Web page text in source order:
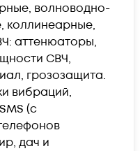
волноводно-
коллинеарные,
аттенюаторы,
СВЧ,
грозозащита.
вибраций,
(с
дач и